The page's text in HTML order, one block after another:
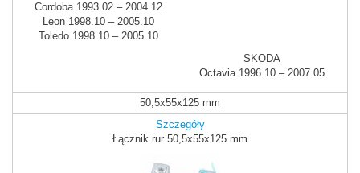
Cordoba 1993.02 – 2004.12
Leon 1998.10 – 2005.10
Toledo 1998.10 – 2005.10
SKODA
Octavia 1996.10 – 2007.05
50,5x55x125 mm
Szczegóły
Łącznik rur 50,5x55x125 mm